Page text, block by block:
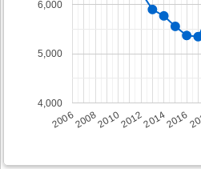
200620082010201220142016
4,000
5,000
6,000